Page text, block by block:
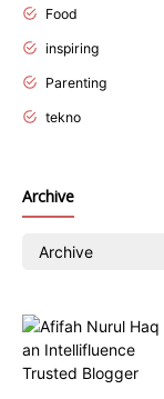
Food
inspiring
Parenting
tekno
Archive